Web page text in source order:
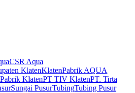
CSR Aqua
KlatenKlatenPabrik AQUA
KlatenPT TIV KlatenPT. Tirta
Sungai PusurTubingTubing Pusur